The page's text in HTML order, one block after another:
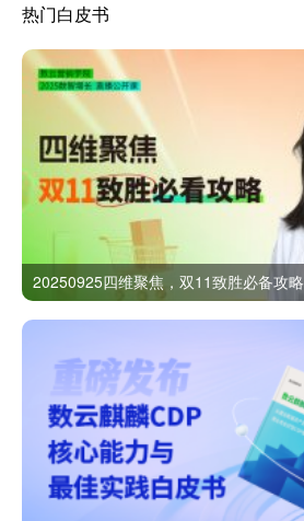
热门白皮书
20250925四维聚焦，双11致胜必备攻略